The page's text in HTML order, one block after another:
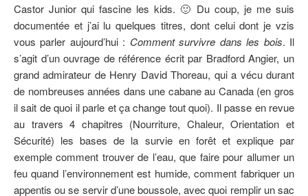
Castor Junior qui fascine les kids. 🙂 Du coup, je me suis
documentée et j’ai lu quelques titres, dont celui dont je vzis
vous parler aujourd’hui : Comment survivre dans les bois. Il
s’agit d’un ouvrage de référence écrit par Bradford Angier, un
grand admirateur de Henry David Thoreau, qui a vécu durant
de nombreuses années dans une cabane au Canada (en gros
il sait de quoi il parle et ça change tout quoi). Il passe en revue
au travers 4 chapitres (Nourriture, Chaleur, Orientation et
Sécurité) les bases de la survie en forêt et explique par
exemple comment trouver de l’eau, que faire pour allumer un
feu quand l’environnement est humide, comment fabriquer un
appentis ou se servir d’une boussole, avec quoi remplir un sac